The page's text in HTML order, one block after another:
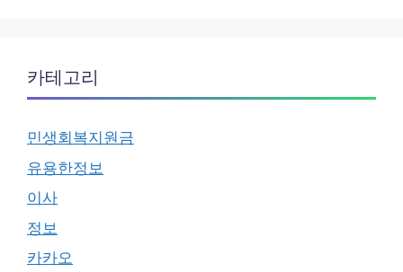
카테고리
민생회복지원금
유용한정보
이사
정보
카카오